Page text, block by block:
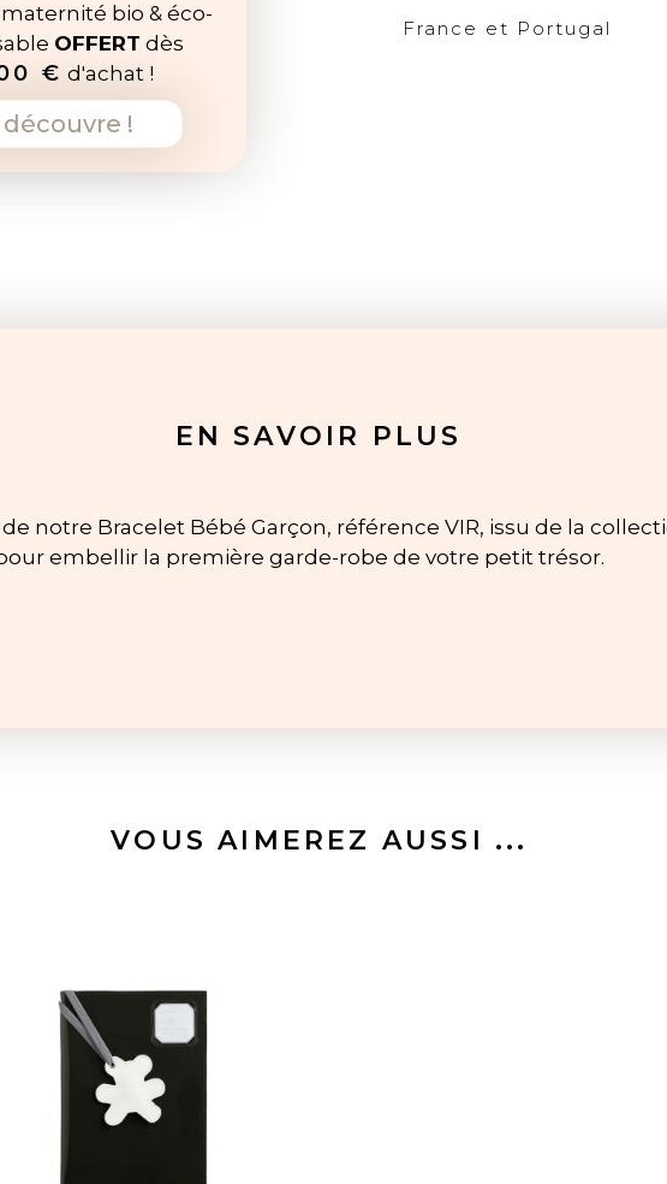
bio & éco-
OFFERT dès
€ d'achat !
découvre !
France et Portugal
EN SAVOIR PLUS
notre Bracelet Bébé Garçon, référence VIR, issu de la
embellir la première garde-robe de votre petit trésor.
VOUS AIMEREZ AUSSI ...